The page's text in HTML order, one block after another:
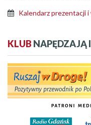
Kalendarz prezentacji
KLUB NAPĘDZAJĄ